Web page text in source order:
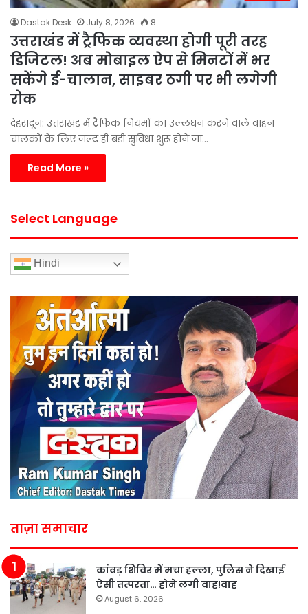
Dastak Desk July 8, 2026 8
उत्तराखंड में ट्रैफिक व्यवस्था होगी पूरी तरह
डिजिटल! अब मोबाइल ऐप से मिनटों में भर
सकेंगे ई-चालान, साइबर ठगी पर भी लगेगी
रोक
देहरादून: उत्तराखंड में ट्रैफिक नियमों का उल्लंघन करने वाले वाहन
चालकों के लिए जल्द ही बड़ी सुविधा शुरू होने जा…
Read More »
Select Language
Hindi
ताज़ा समाचार
कांवड़ शिविर में मचा हल्ला, पुलिस ने दिखाई
ऐसी तत्परता… होने लगी वाह!वाह
August 6, 2026